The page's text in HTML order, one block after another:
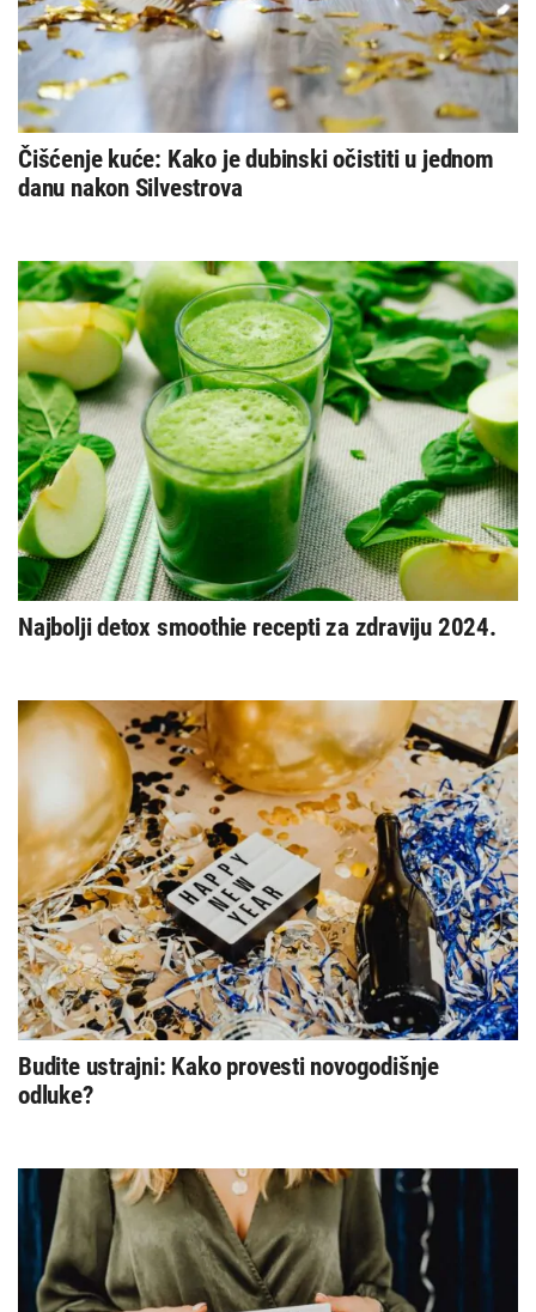
Čišćenje kuće: Kako je dubinski očistiti u jednom
danu nakon Silvestrova
Najbolji detox smoothie recepti za zdraviju 2024.
Budite ustrajni: Kako provesti novogodišnje
odluke?